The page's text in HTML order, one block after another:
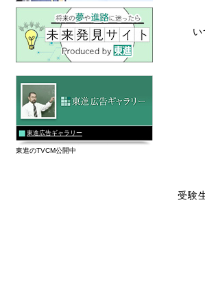
受験
東進広告ギャラリー
東進のTVCM公開中